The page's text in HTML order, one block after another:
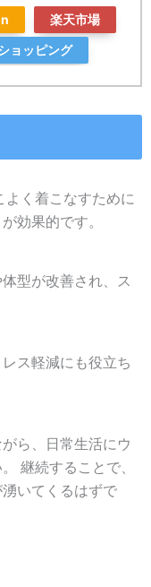
楽天市場
ョッピング
く着こなすために
効果的です。
型が改善され、ス
ス軽減にも役立ち
ら、日常生活にウ
継続することで、
いてくるはずで